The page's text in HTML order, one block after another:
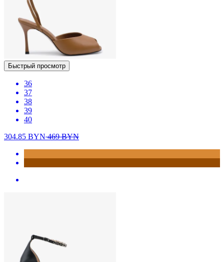
Быстрый просмотр
36
37
38
39
40
304.85 BYN469BYN